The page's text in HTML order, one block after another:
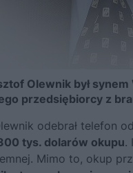
Olewnik był synem
przedsiębiorcy z
odebrał telefon
tys. dolarów okupu.
Mimo to, okup